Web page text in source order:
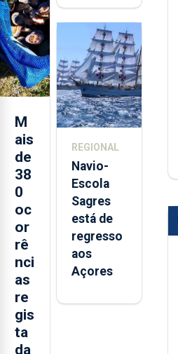
impressas, em formato
digital, dos jornais e dos
respetivos suplementos
semanais ou da revista.
ASSINE HOJE
Já sou assinante
M
ais
de
38
0
oc
or
rê
nci
as
re
gis
ta
da
quinta-
feira nova
loja em
São
Sebastião
e cria 30
postos de
REGIONAL
Navio-
Escola
Sagres
está de
regresso
aos
Açores